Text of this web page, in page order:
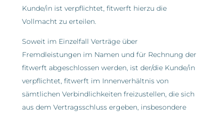
Kunde/in ist verpflichtet, fitwerft hierzu die
Vollmacht zu erteilen.
Soweit im Einzelfall Verträge über
Fremdleistungen im Namen und für Rechnung der
fitwerft abgeschlossen werden, ist der/die Kunde/in
verpflichtet, fitwerft im Innenverhältnis von
sämtlichen Verbindlichkeiten freizustellen, die sich
aus dem Vertragsschluss ergeben, insbesondere